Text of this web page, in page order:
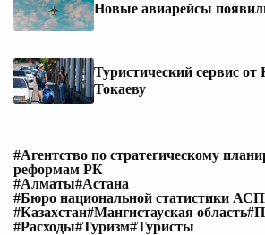
Новые авиарейсы
Туристический сервис от
Токаеву
#Агентство по стратегическому
реформам РК
#Алматы#Астана
#Бюро национальной статистики
#Казахстан#Мангистауская область
#Расходы#Туризм#Туристы